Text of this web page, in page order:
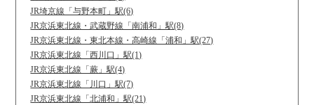
JR埼京線「与野本町」駅(6)
JR京浜東北線・武蔵野線「南浦和」駅(8)
JR京浜東北線・東北本線・高崎線「浦和」駅(27)
JR京浜東北線「西川口」駅(1)
JR京浜東北線「蕨」駅(4)
JR京浜東北線「川口」駅(7)
JR京浜東北線「北浦和」駅(21)